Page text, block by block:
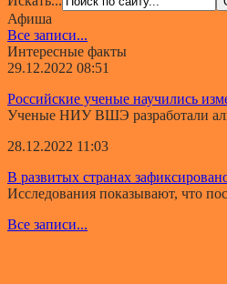
Афиша
Все записи...
Интересные факты
29.12.2022 08:51
Российские ученые научились
Ученые НИУ ВШЭ разработали
28.12.2022 11:03
В развитых странах
Исследования показывают, что
Все записи...